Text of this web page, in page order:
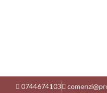
0744674103